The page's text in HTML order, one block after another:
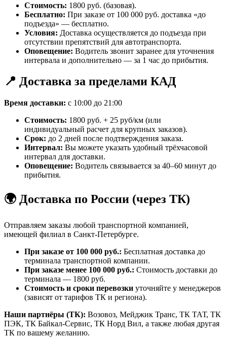
Стоимость: 1800 руб. (базовая).
Бесплатно: При заказе от 100 000 руб. доставка «до
подъезда» — бесплатно.
Условия: Доставка осуществляется до подъезда при
отсутствии препятствий для автотранспорта.
Оповещение: Водитель звонит заранее для уточнения
интервала и дополнительно — за 1 час до прибытия.
📍 Доставка за пределами КАД
Время доставки: с 10:00 до 21:00
Стоимость: 1800 руб. + 25 руб/км (или
индивидуальный расчет для крупных заказов).
Срок: до 2 дней после подтверждения заказа.
Интервал: Вы можете указать удобный трёхчасовой
интервал для доставки.
Оповещение: Водитель связывается за 40–60 минут до
прибытия.
🌍 Доставка по России (через ТК)
Отправляем заказы любой транспортной компанией,
имеющей филиал в Санкт-Петербурге.
При заказе от 100 000 руб.: Бесплатная доставка до
терминала транспортной компании.
При заказе менее 100 000 руб.: Стоимость доставки до
терминала — 1800 руб.
Стоимость и сроки перевозки уточняйте у менеджеров
(зависят от тарифов ТК и региона).
Наши партнёры (ТК): Возовоз, Мейджик Транс, ТК ТАТ, ТК
ПЭК, ТК Байкал-Сервис, ТК Норд Вил, а также любая другая
ТК по вашему желанию.